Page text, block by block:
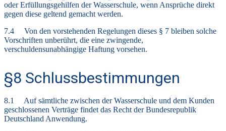
oder Erfüllungsgehilfen der Wasserschule, wenn Ansprüche direkt
gegen diese geltend gemacht werden.
7.4 Von den vorstehenden Regelungen dieses § 7 bleiben solche
Vorschriften unberührt, die eine zwingende,
verschuldensunabhängige Haftung vorsehen.
§8 Schlussbestimmungen
8.1 Auf sämtliche zwischen der Wasserschule und dem Kunden
geschlossenen Verträge findet das Recht der Bundesrepublik
Deutschland Anwendung.